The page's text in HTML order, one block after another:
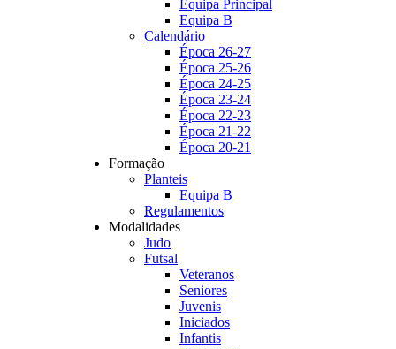
Equipa Principal
Equipa B
Calendário
Época 26-27
Época 25-26
Época 24-25
Época 23-24
Época 22-23
Época 21-22
Época 20-21
Formação
Planteis
Equipa B
Regulamentos
Modalidades
Judo
Futsal
Veteranos
Seniores
Juvenis
Iniciados
Infantis